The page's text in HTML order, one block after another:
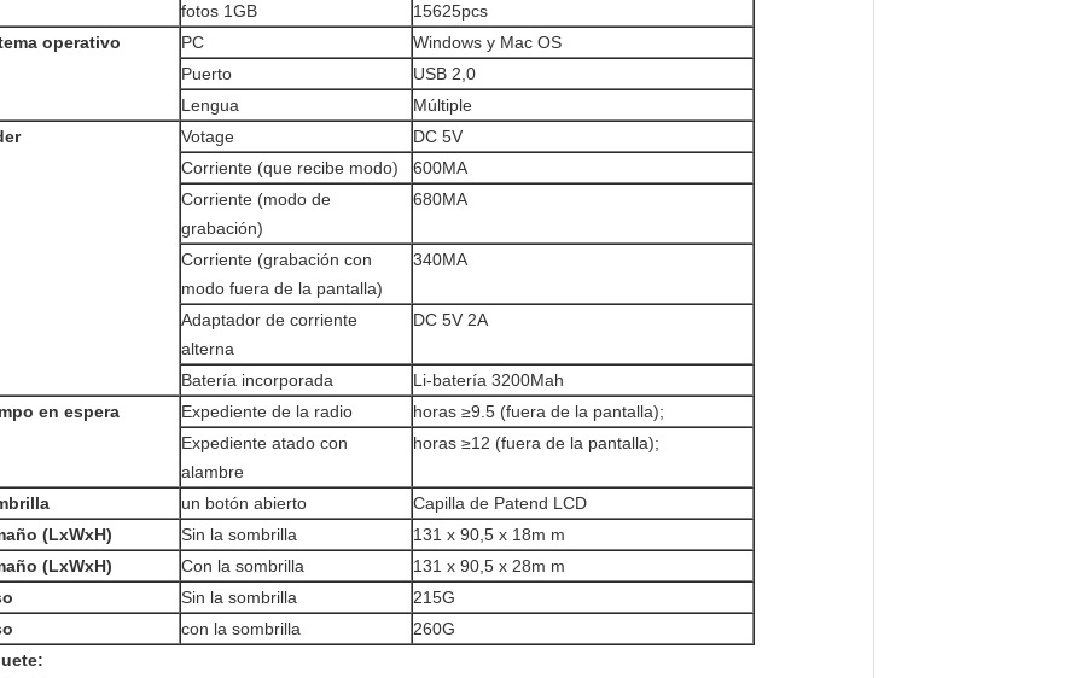
fotos 1GB
15625pcs
operativo
PC
Windows y Mac OS
Puerto
USB 2,0
Lengua
Múltiple
Votage
DC 5V
Corriente (que recibe modo)
600MA
Corriente (modo de
grabación)
680MA
Corriente (grabación con
modo fuera de la pantalla)
340MA
Adaptador de corriente
alterna
DC 5V 2A
Batería incorporada
Li-batería 3200Mah
en espera
Expediente de la radio
horas ≥9.5 (fuera de la pantalla);
Expediente atado con
alambre
horas ≥12 (fuera de la pantalla);
un botón abierto
Capilla de Patend LCD
(LxWxH)
Sin la sombrilla
131 x 90,5 x 18m m
(LxWxH)
Con la sombrilla
131 x 90,5 x 28m m
Sin la sombrilla
215G
con la sombrilla
260G